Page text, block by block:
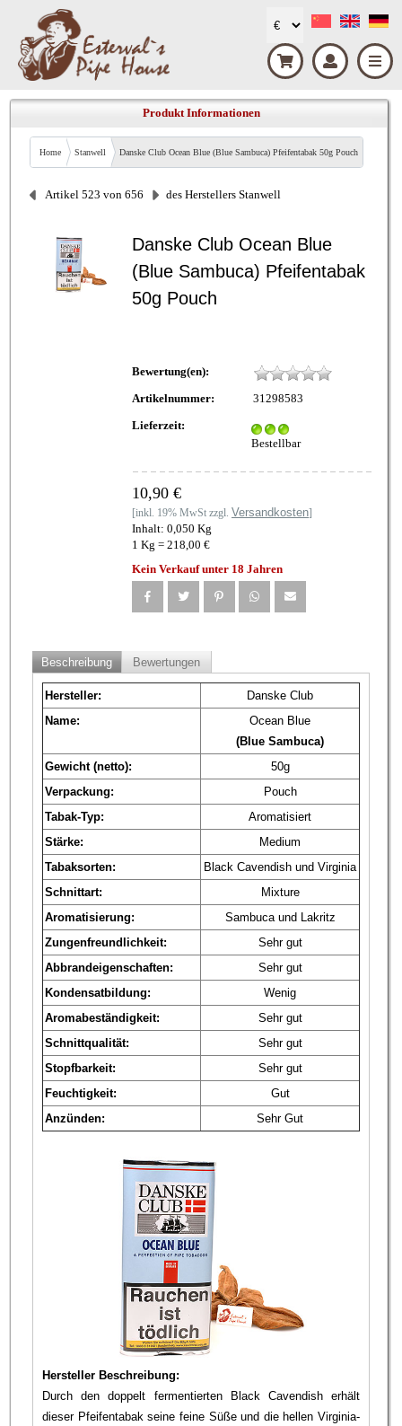
Produkt Informationen
Home Stanwell Danske Club Ocean Blue (Blue Sambuca) Pfeifentabak 50g Pouch
Artikel 523 von 656 des Herstellers Stanwell
Danske Club Ocean Blue
(Blue Sambuca) Pfeifentabak
50g Pouch
Bewertung(en):
Artikelnummer:
31298583
Lieferzeit:
Bestellbar
10,90 €
[inkl. 19% MwSt zzgl. Versandkosten]
Inhalt: 0,050 Kg
1 Kg = 218,00 €
Kein Verkauf unter 18 Jahren
Beschreibung Bewertungen
Hersteller:
Danske Club
Name:
Ocean Blue
(Blue Sambuca)
Gewicht (netto):
50g
Verpackung:
Pouch
Tabak-Typ:
Aromatisiert
Stärke:
Medium
Tabaksorten:
Black Cavendish und Virginia
Schnittart:
Mixture
Aromatisierung:
Sambuca und Lakritz
Zungenfreundlichkeit:
Sehr gut
Abbrandeigenschaften:
Sehr gut
Kondensatbildung:
Wenig
Aromabeständigkeit:
Sehr gut
Schnittqualität:
Sehr gut
Stopfbarkeit:
Sehr gut
Feuchtigkeit:
Gut
Anzünden:
Sehr Gut
Hersteller Beschreibung:
Durch den doppelt fermentierten Black Cavendish erhält
dieser Pfeifentabak seine feine Süße und die hellen Virginia­-